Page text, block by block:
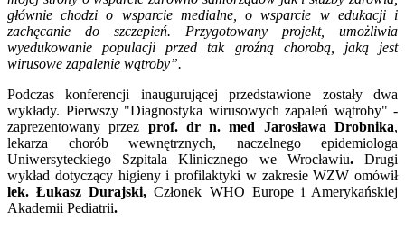
głównie chodzi o wsparcie medialne, o wsparcie w edukacji i
zachęcanie do szczepień. Przygotowany projekt, umożliwia
wyedukowanie populacji przed tak groźną chorobą, jaką jest
wirusowe zapalenie wątroby”.
Podczas konferencji inaugurującej przedstawione zostały dwa
wykłady. Pierwszy "Diagnostyka wirusowych zapaleń wątroby" -
zaprezentowany przez prof. dr n. med Jarosława Drobnika,
lekarza chorób wewnętrznych, naczelnego epidemiologa
Uniwersyteckiego Szpitala Klinicznego we Wrocławiu.Drugi
wykład dotyczący higieny i profilaktyki w zakresie WZW omówił
lek. Łukasz Durajski, Członek WHO Europe i Amerykańskiej
Akademii Pediatrii.